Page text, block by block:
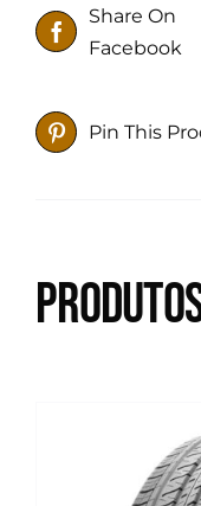
Share On
Facebook
Pin This